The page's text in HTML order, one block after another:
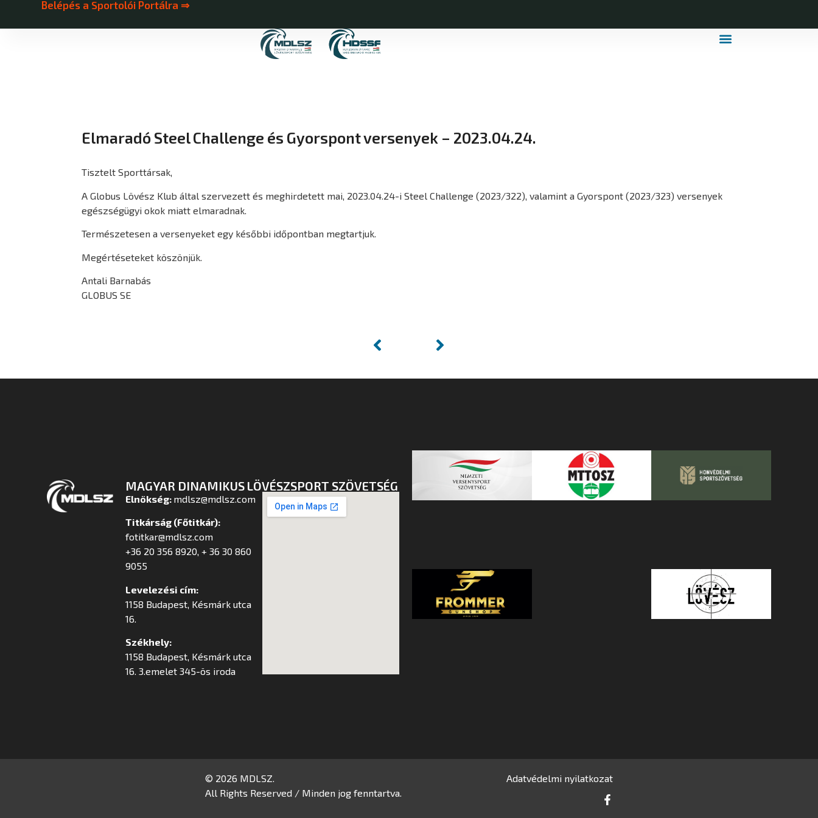
Belépés a Sportolói Portálra ⇒
Elmaradó Steel Challenge és Gyorspont versenyek – 2023.04.24.
Tisztelt Sporttársak,
A Globus Lövész Klub által szervezett és meghirdetett mai, 2023.04.24-i Steel Challenge (2023/322), valamint a Gyorspont (2023/323) versenyek
egészségügyi okok miatt elmaradnak.
Természetesen a versenyeket egy későbbi időpontban megtartjuk.
Megértéseteket köszönjük.
Antali Barnabás
GLOBUS SE
MAGYAR DINAMIKUS LÖVÉSZSPORT SZÖVETSÉG
Elnökség: mdlsz@mdlsz.com
Titkárság (Főtitkár):
fotitkar@mdlsz.com
+36 20 356 8920, + 36 30 860
9055
Levelezési cím:
1158 Budapest, Késmárk utca
16.
Székhely:
1158 Budapest, Késmárk utca
16. 3.emelet 345-ös iroda
© 2026 MDLSZ.
All Rights Reserved / Minden jog fenntartva.
Adatvédelmi nyilatkozat